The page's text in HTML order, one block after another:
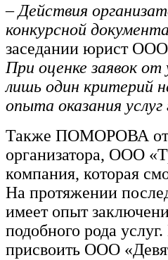
– Действия
конкурсной
заседании юрист
При оценке заявок
лишь один критерий
опыта оказания
Также ПОМОРОВА
организатора, ООО
компания, которая
На протяжении
имеет опыт
подобного рода
присвоить ООО